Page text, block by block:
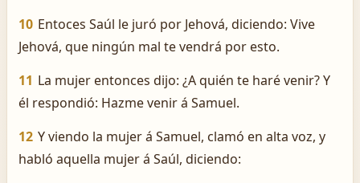
10 Entoces Saúl le juró por Jehová, diciendo: Vive
Jehová, que ningún mal te vendrá por esto.
11 La mujer entonces dijo: ¿A quién te haré venir? Y
él respondió: Hazme venir á Samuel.
12 Y viendo la mujer á Samuel, clamó en alta voz, y
habló aquella mujer á Saúl, diciendo: